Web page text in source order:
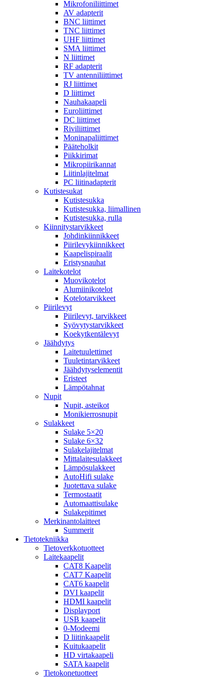
Mikrofoniliittimet
AV adapterit
BNC liittimet
TNC liittimet
UHF liittimet
SMA liittimet
N liittimet
RF adapterit
TV antenniliittimet
RJ liittimet
D liittimet
Nauhakaapeli
Euroliittimet
DC liittimet
Riviliittimet
Moninapaliittimet
Pääteholkit
Piikkirimat
Mikropiirikannat
Liitinlajitelmat
PC liitinadapterit
Kutistesukat
Kutistesukka
Kutistesukka, liimallinen
Kutistesukka, rulla
Kiinnitystarvikkeet
Johdinkiinnikkeet
Piirilevykiinnikkeet
Kaapelispiraalit
Eristysnauhat
Laitekotelot
Muovikotelot
Alumiinikotelot
Kotelotarvikkeet
Piirilevyt
Piirilevyt, tarvikkeet
Syövytystarvikkeet
Koekytkentälevyt
Jäähdytys
Laitetuulettimet
Tuuletintarvikkeet
Jäähdytyselementit
Eristeet
Lämpötahnat
Nupit
Nupit, asteikot
Monikierrosnupit
Sulakkeet
Sulake 5×20
Sulake 6×32
Sulakelajitelmat
Mittalaitesulakkeet
Lämpösulakkeet
AutoHifi sulake
Juotettava sulake
Termostaatit
Automaattisulake
Sulakepitimet
Merkinantolaitteet
Summerit
Tietotekniikka
Tietoverkkotuotteet
Laitekaapelit
CAT8 Kaapelit
CAT7 Kaapelit
CAT6 kaapelit
DVI kaapelit
HDMI kaapelit
Displayport
USB kaapelit
0-Modeemi
D liitinkaapelit
Kuitukaapelit
HD virtakaapeli
SATA kaapelit
Tietokonetuotteet